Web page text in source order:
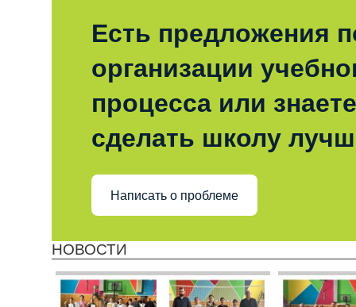
Есть предложения
организации
процесса или
сделать школу
Написать о проблеме
НОВОСТИ